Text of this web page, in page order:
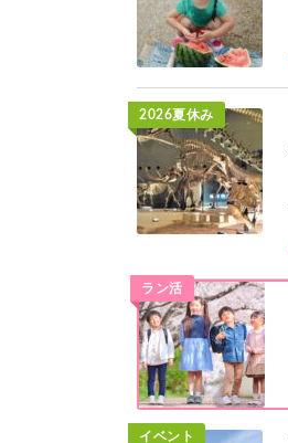
2026夏休み
ラン活
イベント